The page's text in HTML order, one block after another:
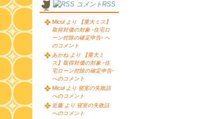
コメントRSS
Micul より 【重大ミス】
取得対価の対象 -住宅ロ
ーン控除の確定申告- へ
のコメント
あかね より 【重大ミ
ス】取得対価の対象 -住
宅ローン控除の確定申告-
へのコメント
Micul より 寝室の失敗話
へのコメント
近藤 より 寝室の失敗話
へのコメント